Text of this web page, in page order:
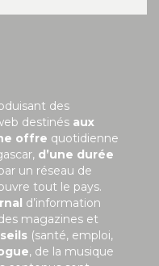
des
destinés aux
offre quotidienne
d’une durée
un réseau de
tout le pays.
d’information
magazines et
(santé, emploi,
, de la musique